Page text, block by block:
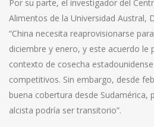
Por su parte, el investigador del
Alimentos de la Universidad Austral,
“China necesita reaprovisionarse
diciembre y enero, y este acuerdo le
contexto de cosecha
competitivos. Sin embargo, desde
buena cobertura desde Sudamérica,
alcista podría ser transitorio”.